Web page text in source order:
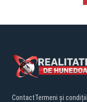
ContactTermeni și condiții